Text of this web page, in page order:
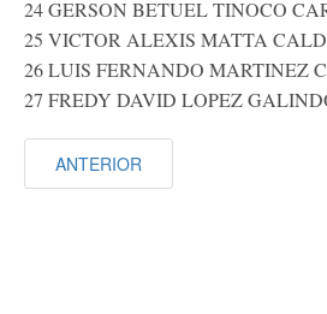
24 GERSON BETUEL TINOCO
25 VICTOR ALEXIS MATTA
26 LUIS FERNANDO MARTINEZ
27 FREDY DAVID LOPEZ
ANTERIOR